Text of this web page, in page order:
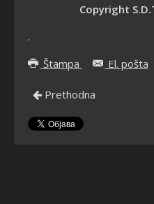
Copyright
.
Štampa
El. pošta
Prethodna